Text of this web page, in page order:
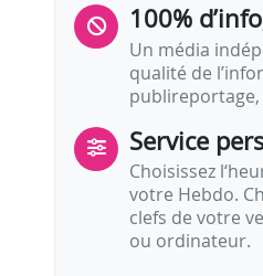
100%
Un média
qualité de
Service
Choisissez
votre Hebdo.
clefs de votre
ou ordinateur.